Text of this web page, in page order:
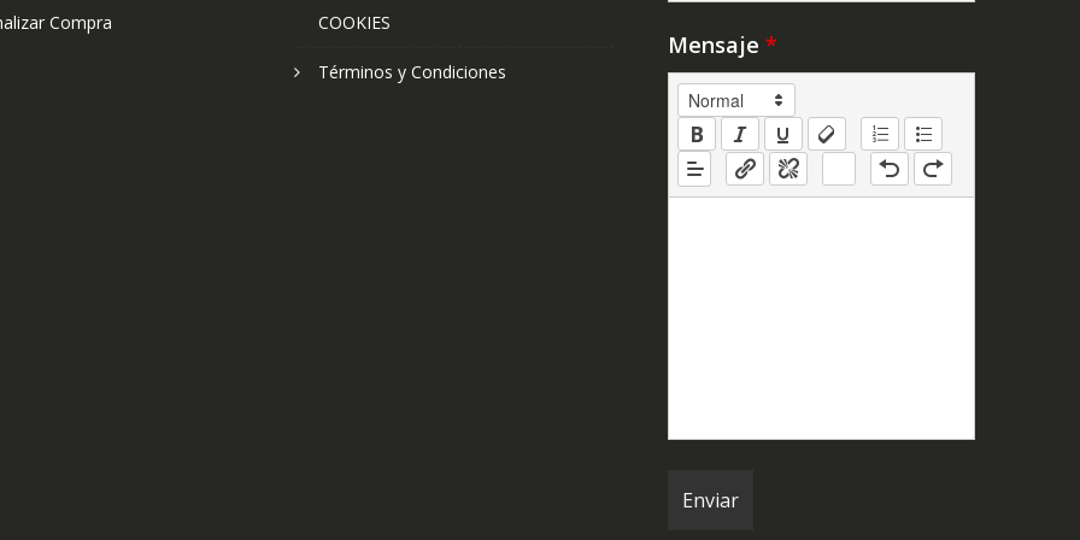
Compra COOKIES
Términos y Condiciones
Mensaje *